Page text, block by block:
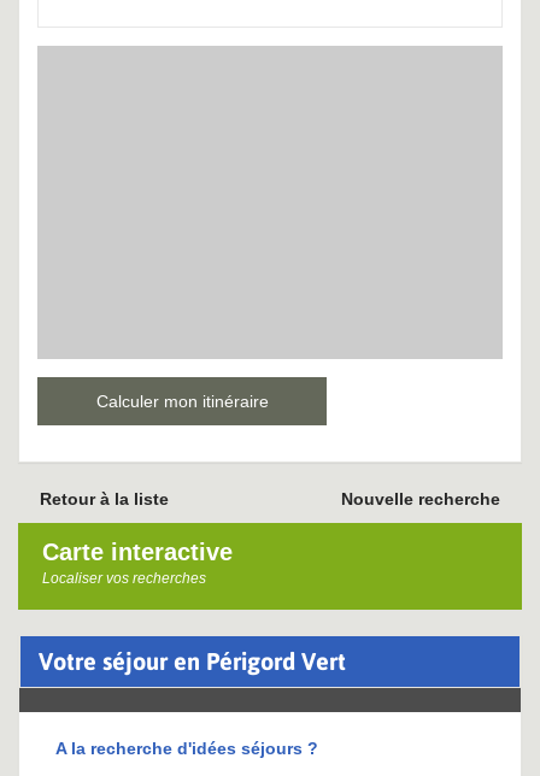
Calculer mon itinéraire
Nouvelle recherche
Retour à la liste
Carte interactive
Localiser vos recherches
Votre séjour en Périgord Vert
A la recherche d'idées séjours ?